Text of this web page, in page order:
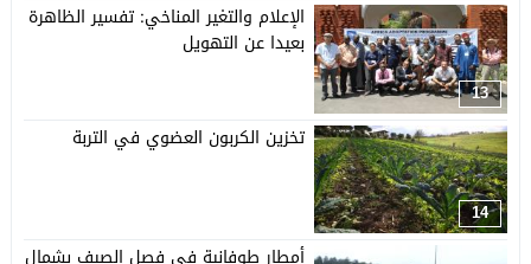
13
الإعلام والتغير المناخي: تفسير الظاهرة
بعيدا عن التهويل
14
تخزين الكربون العضوي في التربة